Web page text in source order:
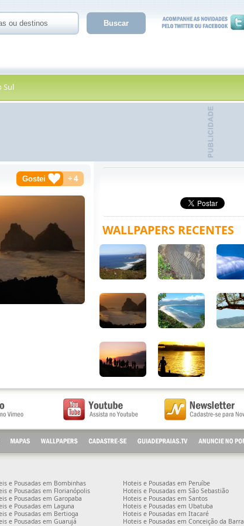
Sul
WALLPAPERS RECENTES
+4
e Pousadas em Bombinhas
e Pousadas em Florianópolis
e Pousadas em Garopaba
e Pousadas em Laguna
e Pousadas em Bertioga
e Pousadas em Guarujá
Hoteis e Pousadas em Peruíbe
Hoteis e Pousadas em São Sebastião
Hoteis e Pousadas em Santos
Hoteis e Pousadas em Ubatuba
Hoteis e Pousadas em Itacaré
Hoteis e Pousadas em Conceição da Barra